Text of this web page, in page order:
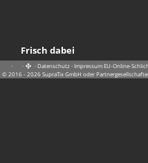
Frisch dabei
· · ·Datenschutz·Impressum EU-Online-
© 2016 - 2026 SupraTix GmbH oder